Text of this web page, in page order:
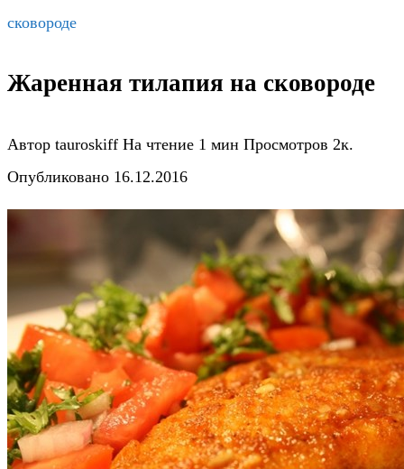
сковороде
Жаренная тилапия на сковороде
Автор tauroskiff На чтение 1 мин Просмотров 2к.
Опубликовано 16.12.2016